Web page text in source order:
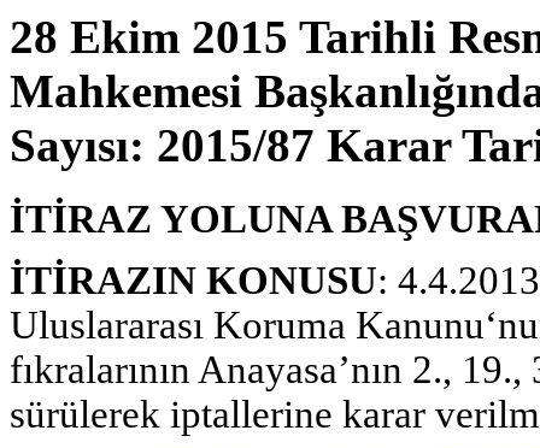
28 Ekim 2015 Tarihli
Mahkemesi
Sayısı: 2015/87 Karar
İTİRAZ YOLUNA
İTİRAZIN KONUSU:
Uluslararası Koruma
fıkralarının Anayasa’nın 2.,
sürülerek iptallerine karar